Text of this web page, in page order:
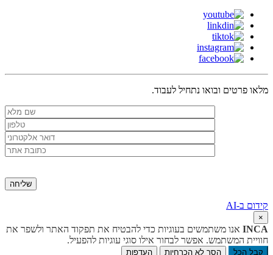
מלאו פרטים ובואו נתחיל לעבוד.
קידום ב-AI
×
INCA אנו משתמשים בעוגיות כדי להבטיח את תפקוד האתר ולשפר את
חוויית המשתמש. אפשר לבחור אילו סוגי עוגיות להפעיל.
קבל הכל הסר לא הכרחיות העדפות